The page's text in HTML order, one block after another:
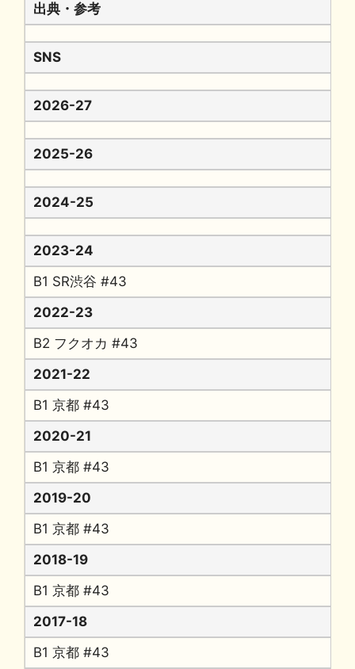
出典・参考
SNS
2026-27
2025-26
2024-25
2023-24
B1 SR渋谷 #43
2022-23
B2 フクオカ #43
2021-22
B1 京都 #43
2020-21
B1 京都 #43
2019-20
B1 京都 #43
2018-19
B1 京都 #43
2017-18
B1 京都 #43